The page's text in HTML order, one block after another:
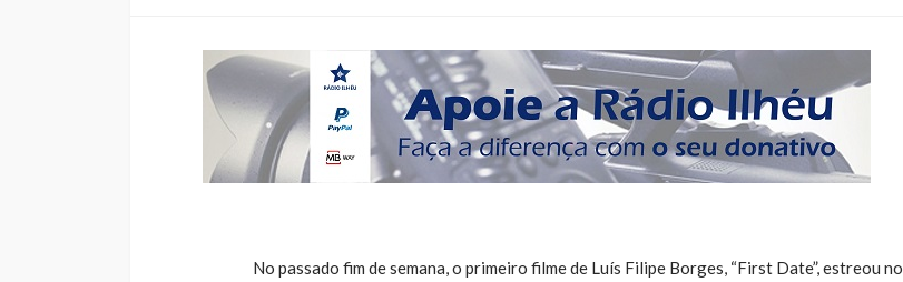
No passado fim de semana, o primeiro filme de Luís Filipe Borges, “First Date”, estreou no